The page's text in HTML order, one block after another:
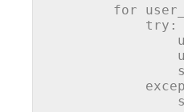
for
try :